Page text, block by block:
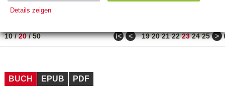
PREIS
10/20/50 ǀ< < 19 20 21 22 23 24 25 >
BUCH EPUB PDF
Details zeigen
Name Zweck
ESSION
_ID
verlag.
de
Session verwendet